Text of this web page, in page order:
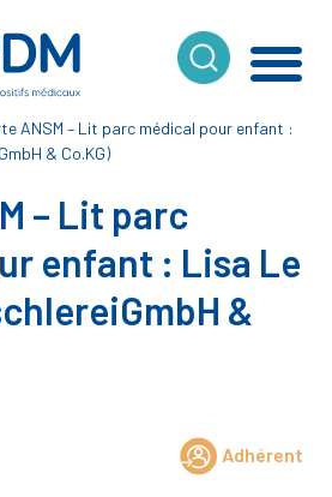
ANSM – Lit parc médical pour enfant :
& Co.KG)
– Lit parc
enfant : Lisa Le
&
Adhérent